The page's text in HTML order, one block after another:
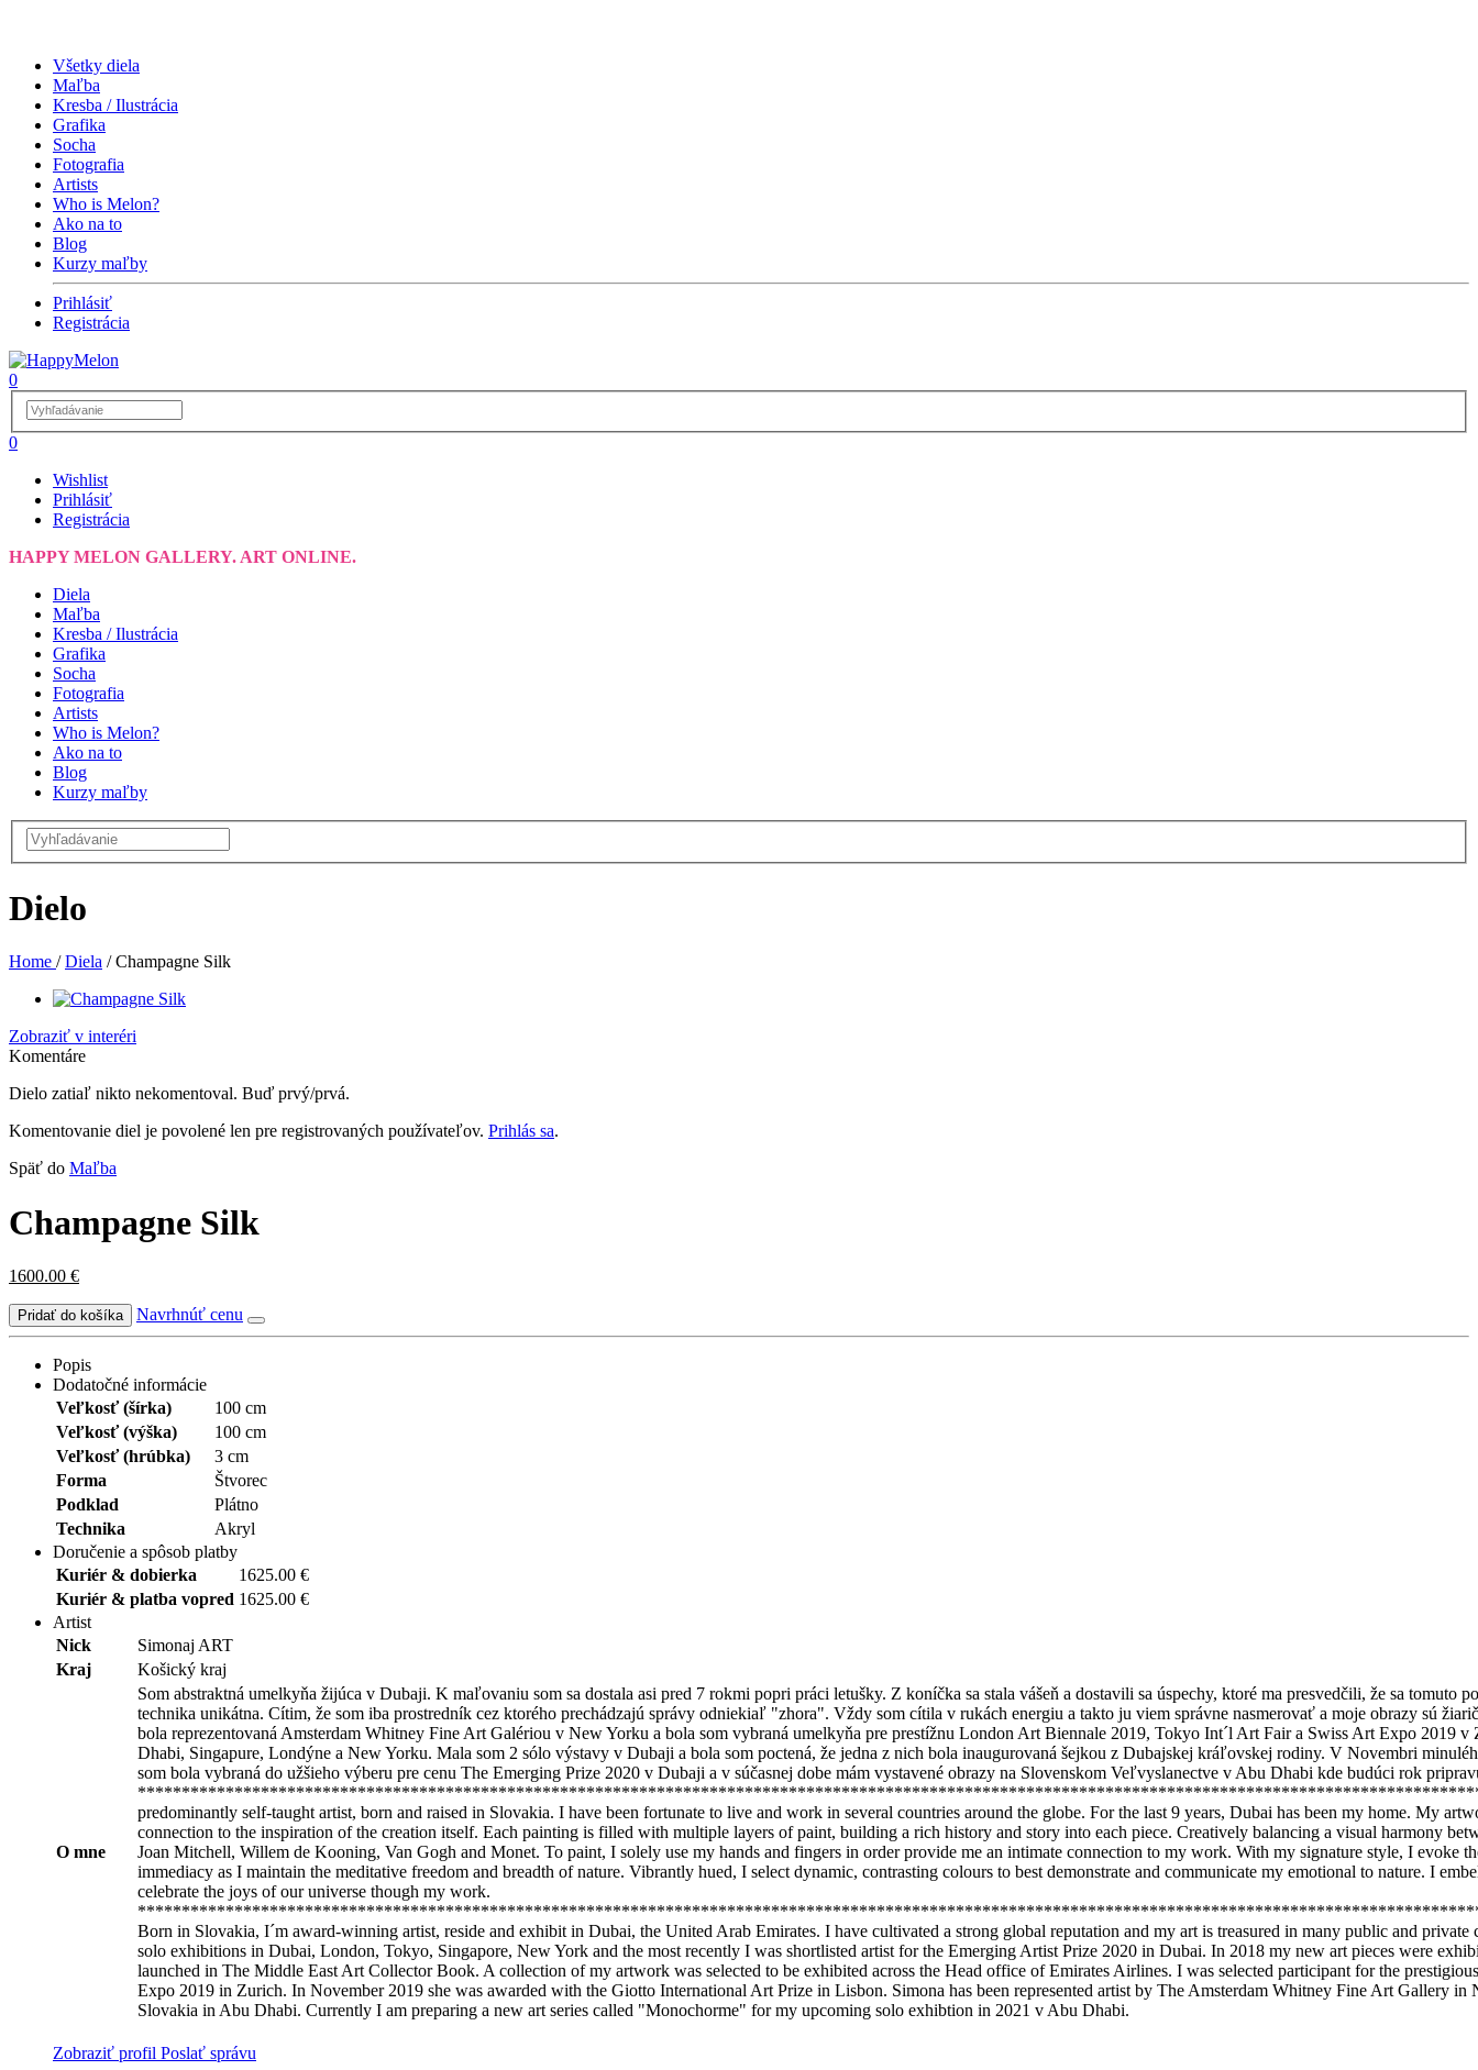
Všetky diela
Maľba
Kresba / Ilustrácia
Grafika
Socha
Fotografia
Artists
Who is Melon?
Ako na to
Blog
Kurzy maľby
Prihlásiť
Registrácia
0
0
Wishlist
Prihlásiť
Registrácia
HAPPY MELON GALLERY. ART ONLINE.
Diela
Maľba
Kresba / Ilustrácia
Grafika
Socha
Fotografia
Artists
Who is Melon?
Ako na to
Blog
Kurzy maľby
Dielo
Home / Diela /Champagne Silk
Zobraziť v interéri
Komentáre
Dielo zatiaľ nikto nekomentoval. Buď prvý/prvá.
Komentovanie diel je povolené len pre registrovaných používateľov. Prihlás sa.
Späť do Maľba
Champagne Silk
1600.00 €
Navrhnúť cenu
Popis
Dodatočné informácie
Veľkosť (šírka)
100 cm
Veľkosť (výška)
100 cm
Veľkosť (hrúbka)
3 cm
Forma
Štvorec
Podklad
Plátno
Technika
Akryl
Doručenie a spôsob platby
Kuriér & dobierka
1625.00 €
Kuriér & platba vopred 1625.00 €
Artist
Nick
Simonaj ART
Kraj
Košický kraj
O mne
Som abstraktná umelkyňa žijúca v Dubaji. K maľovaniu som sa dostala asi pred 7 rokmi popri práci letušky. Z koníčka sa stala vášeň a dostavili sa úspechy, ktoré ma presvedčili, že sa
technika unikátna. Cítim, že som iba prostredník cez ktorého prechádzajú správy odniekiaľ "zhora". Vždy som cítila v rukách energiu a takto ju viem správne nasmerovať a moje obrazy sú
bola reprezentovaná Amsterdam Whitney Fine Art Galériou v New Yorku a bola som vybraná umelkyňa pre prestížnu London Art Biennale 2019, Tokyo Int´l Art Fair a Swiss Art Expo 2019
Dhabi, Singapure, Londýne a New Yorku. Mala som 2 sólo výstavy v Dubaji a bola som poctená, že jedna z nich bola inaugurovaná šejkou z Dubajskej kráľovskej rodiny. V Novembri
som bola vybraná do užšieho výberu pre cenu The Emerging Prize 2020 v Dubaji a v súčasnej dobe mám vystavené obrazy na Slovenskom Veľvyslanectve v Abu Dhabi kde budúci rok
predominantly self-taught artist, born and raised in Slovakia. I have been fortunate to live and work in several countries around the globe. For the last 9 years, Dubai has been my home. My
connection to the inspiration of the creation itself. Each painting is filled with multiple layers of paint, building a rich history and story into each piece. Creatively balancing a visual harmony
Joan Mitchell, Willem de Kooning, Van Gogh and Monet. To paint, I solely use my hands and fingers in order provide me an intimate connection to my work. With my signature style, I evoke
immediacy as I maintain the meditative freedom and breadth of nature. Vibrantly hued, I select dynamic, contrasting colours to best demonstrate and communicate my emotional to nature. I
celebrate the joys of our universe though my work.
Born in Slovakia, I´m award-winning artist, reside and exhibit in Dubai, the United Arab Emirates. I have cultivated a strong global reputation and my art is treasured in many public and
solo exhibitions in Dubai, London, Tokyo, Singapore, New York and the most recently I was shortlisted artist for the Emerging Artist Prize 2020 in Dubai. In 2018 my new art pieces were
launched in The Middle East Art Collector Book. A collection of my artwork was selected to be exhibited across the Head office of Emirates Airlines. I was selected participant for the
Expo 2019 in Zurich. In November 2019 she was awarded with the Giotto International Art Prize in Lisbon. Simona has been represented artist by The Amsterdam Whitney Fine Art Gallery in
Slovakia in Abu Dhabi. Currently I am preparing a new art series called "Monochorme" for my upcoming solo exhibtion in 2021 v Abu Dhabi.
Zobraziť profil Poslať správu